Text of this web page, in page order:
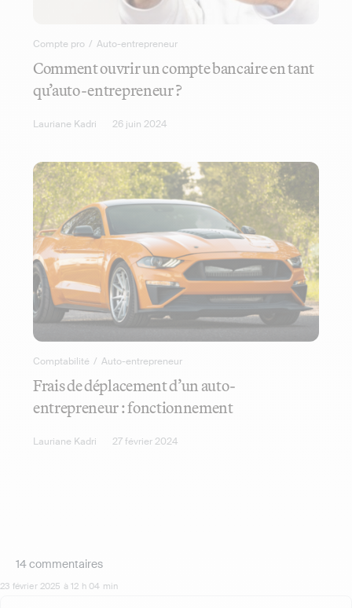
Compte pro / Auto-entrepreneur
Comment ouvrir un compte bancaire en tant
qu’auto-entrepreneur ?
Lauriane Kadri 26 juin 2024
Comptabilité / Auto-entrepreneur
Frais de déplacement d’un auto-
entrepreneur : fonctionnement
Lauriane Kadri 27 février 2024
14 commentaires
23 février 2025 à 12 h 04 min